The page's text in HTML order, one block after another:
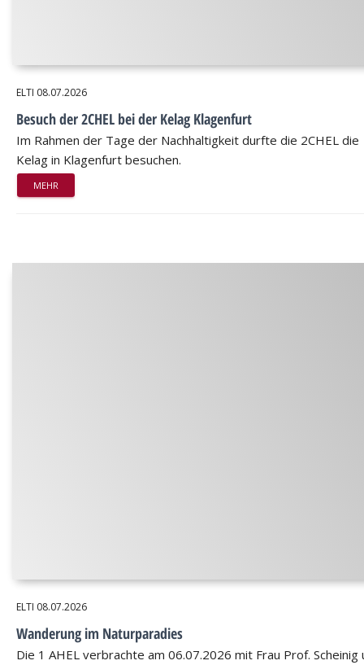
ELTI 08.07.2026
Besuch der 2CHEL bei der Kelag Klagenfurt
Im Rahmen der Tage der Nachhaltigkeit durfte die 2CHEL die
Kelag in Klagenfurt besuchen.
MEHR
ELTI 08.07.2026
Wanderung im Naturparadies
Die 1 AHEL verbrachte am 06.07.2026 mit Frau Prof. Scheinig